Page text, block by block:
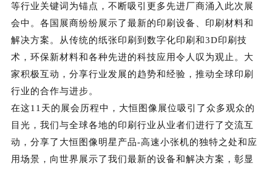
等行业关键词为锚点，不断吸引更多先进厂商涌入此次展
会中。各国展商纷纷展示了最新的印刷设备、印刷材料和
解决方案。从传统的纸张印刷到数字化印刷和3D印刷技
术，环保新材料和各种先进的科技应用令人叹为观止。大
家积极互动，分享行业发展的趋势和经验，推动全球印刷
行业的合作与进步。
在这11天的展会历程中，大恒图像展位吸引了众多观众的
目光，我们与全球各地的印刷行业从业者们进行了交流互
动，分享了大恒图像明星产品-高速小张机的独特之处和应
用场景，向世界展示了我们最新的设备和解决方案，彰显